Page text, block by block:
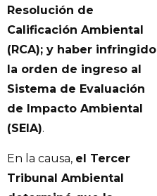
Resolución de
Calificación Ambiental
(RCA); y haber infringido
la orden de ingreso al
Sistema de Evaluación
de Impacto Ambiental
(SEIA).
En la causa, el Tercer
Tribunal Ambiental